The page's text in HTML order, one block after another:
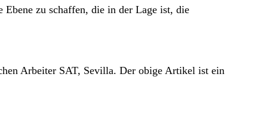
zu schaffen, die in der Lage ist, die
Arbeiter SAT, Sevilla. Der obige Artikel ist ein